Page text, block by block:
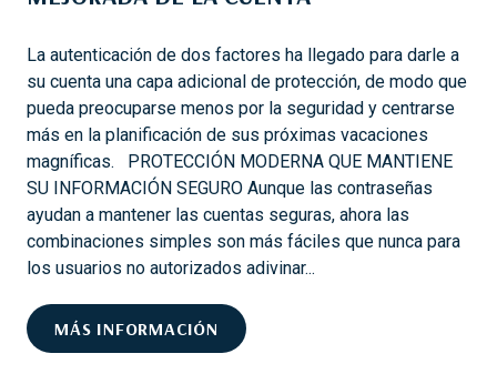
S
T
R
A
T
A
R
E
N
La autenticación de dos factores ha llegado para darle a
su cuenta una capa adicional de protección, de modo que
pueda preocuparse menos por la seguridad y centrarse
más en la planificación de sus próximas vacaciones
magníficas. PROTECCIÓN MODERNA QUE MANTIENE
SU INFORMACIÓN SEGURO Aunque las contraseñas
ayudan a mantener las cuentas seguras, ahora las
combinaciones simples son más fáciles que nunca para
los usuarios no autorizados adivinar...
MÁS INFORMACIÓN
A